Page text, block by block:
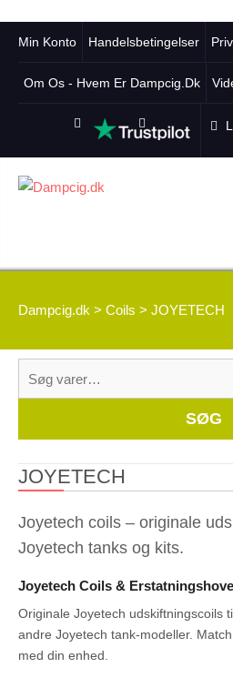
Min Konto Handelsbetingelser
Om Os - Hvem Er Dampcig.dk
Dampcig.dk > Coils > JOYETECH
SØG
JOYETECH
Joyetech coils – originale
Joyetech tanks og kits.
Joyetech Coils &
Originale Joyetech udskiftningscoils
andre Joyetech tank-modeller.
med din enhed.